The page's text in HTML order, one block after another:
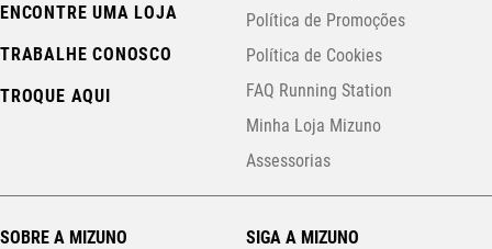
ENCONTRE UMA LOJA
TRABALHE CONOSCO
TROQUE AQUI
Política de Promoções
Política de Cookies
FAQ Running Station
Minha Loja Mizuno
Assessorias
SOBRE A MIZUNO SIGA A MIZUNO